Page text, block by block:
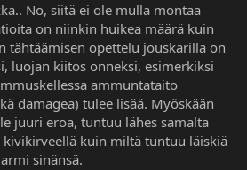
No, siitä ei ole mulla montaa
on niinkin huikea määrä kuin
tähtäämisen opettelu jouskarilla on
luojan kiitos onneksi, esimerkiksi
ammuntataito
damagea) tulee lisää. Myöskään
juuri eroa, tuntuu lähes samalta
kivikirveellä kuin miltä tuntuu läiskiä
sinänsä.